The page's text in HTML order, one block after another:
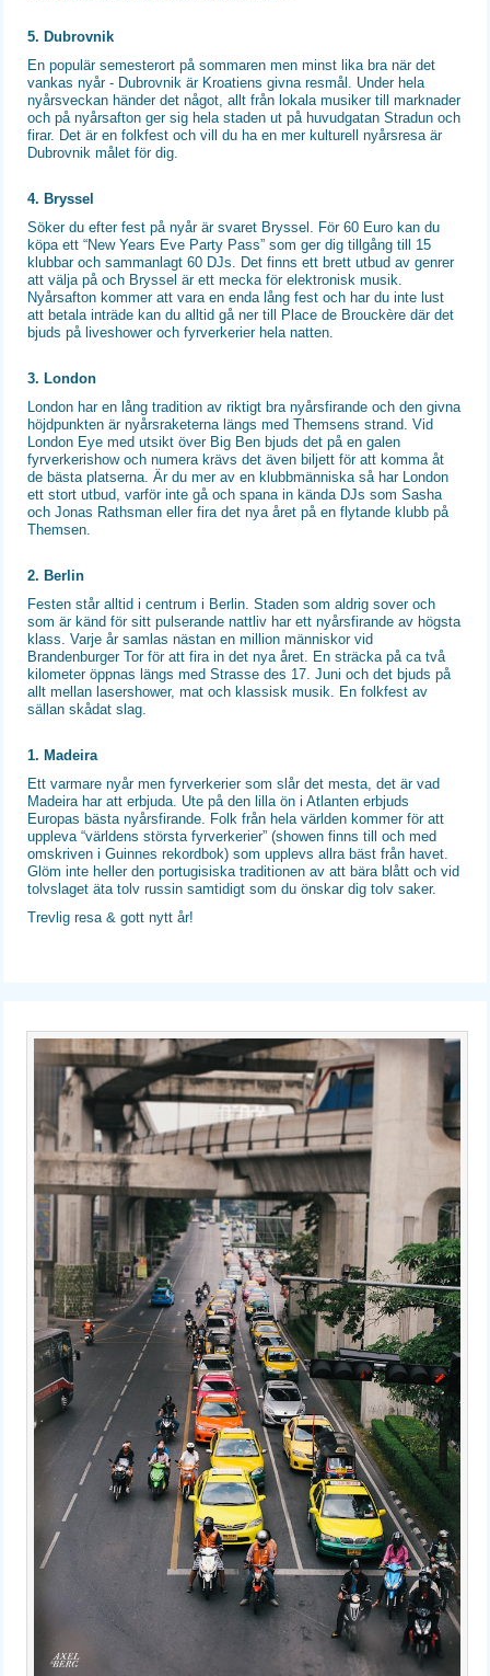
5. Dubrovnik
En populär semesterort på sommaren men minst lika bra när det
vankas nyår - Dubrovnik är Kroatiens givna resmål. Under hela
nyårsveckan händer det något, allt från lokala musiker till marknader
och på nyårsafton ger sig hela staden ut på huvudgatan Stradun och
firar. Det är en folkfest och vill du ha en mer kulturell nyårsresa är
Dubrovnik målet för dig.
4. Bryssel
Söker du efter fest på nyår är svaret Bryssel. För 60 Euro kan du
köpa ett “New Years Eve Party Pass” som ger dig tillgång till 15
klubbar och sammanlagt 60 DJs. Det finns ett brett utbud av genrer
att välja på och Bryssel är ett mecka för elektronisk musik.
Nyårsafton kommer att vara en enda lång fest och har du inte lust
att betala inträde kan du alltid gå ner till Place de Brouckère där det
bjuds på liveshower och fyrverkerier hela natten.
3. London
London har en lång tradition av riktigt bra nyårsfirande och den givna
höjdpunkten är nyårsraketerna längs med Themsens strand. Vid
London Eye med utsikt över Big Ben bjuds det på en galen
fyrverkerishow och numera krävs det även biljett för att komma åt
de bästa platserna. Är du mer av en klubbmänniska så har London
ett stort utbud, varför inte gå och spana in kända DJs som Sasha
och Jonas Rathsman eller fira det nya året på en flytande klubb på
Themsen.
2. Berlin
Festen står alltid i centrum i Berlin. Staden som aldrig sover och
som är känd för sitt pulserande nattliv har ett nyårsfirande av högsta
klass. Varje år samlas nästan en million människor vid
Brandenburger Tor för att fira in det nya året. En sträcka på ca två
kilometer öppnas längs med Strasse des 17. Juni och det bjuds på
allt mellan lasershower, mat och klassisk musik. En folkfest av
sällan skådat slag.
1. Madeira
Ett varmare nyår men fyrverkerier som slår det mesta, det är vad
Madeira har att erbjuda. Ute på den lilla ön i Atlanten erbjuds
Europas bästa nyårsfirande. Folk från hela världen kommer för att
uppleva “världens största fyrverkerier” (showen finns till och med
omskriven i Guinnes rekordbok) som upplevs allra bäst från havet.
Glöm inte heller den portugisiska traditionen av att bära blått och vid
tolvslaget äta tolv russin samtidigt som du önskar dig tolv saker.
Trevlig resa & gott nytt år!